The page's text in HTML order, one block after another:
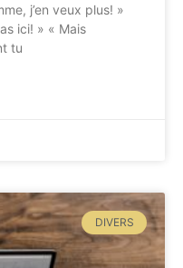
j’en veux plus! »
ici! » « Mais
tu
DIVERS